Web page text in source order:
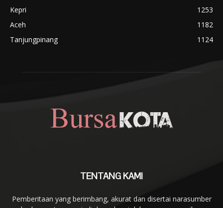
Kepri
1253
Aceh
1182
Tanjungpinang
1124
TENTANG KAMI
Pemberitaan yang berimbang, akurat dan disertai narasumber